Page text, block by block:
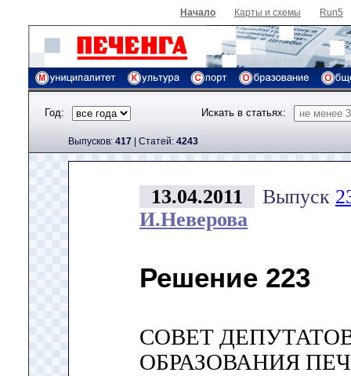
Начало Карты и схемы Run5
Год: Искать в статьях:
Выпусков: 417 | Cтатей: 4243
13.04.2011 Выпуск
И.Неверова
Решение 223
СОВЕТ
ОБРАЗОВАНИЯ